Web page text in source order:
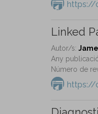
https://
Linked
Autor/s:
Any
Número de
https://